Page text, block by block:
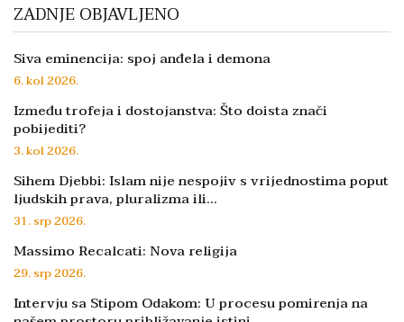
ZADNJE OBJAVLJENO
Siva eminencija: spoj anđela i demona
6. kol 2026.
Između trofeja i dostojanstva: Što doista znači
pobijediti?
3. kol 2026.
Sihem Djebbi: Islam nije nespojiv s vrijednostima poput
ljudskih prava, pluralizma ili…
31. srp 2026.
Massimo Recalcati: Nova religija
29. srp 2026.
Intervju sa Stipom Odakom: U procesu pomirenja na